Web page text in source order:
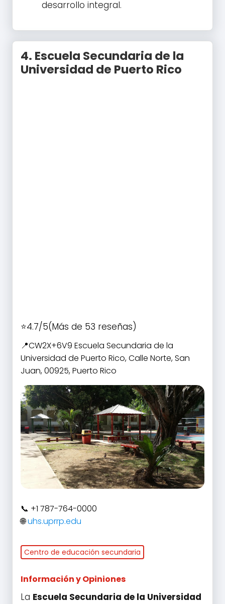
desarrollo integral.
+1 787-764-0000
uhs.uprrp.edu
4. Escuela Secundaria de la
Universidad de Puerto Rico
4.7/5(Más de 53 reseñas)
CW2X+6V9 Escuela Secundaria de la
Universidad de Puerto Rico, Calle Norte, San
Juan, 00925, Puerto Rico
Centro de educación secundaria
Información y Opiniones
La Escuela Secundaria de la Universidad